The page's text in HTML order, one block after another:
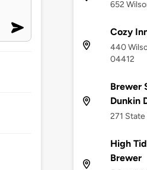
652
Cozy
440
04412
Brewer
Dunkin
271
High
Brewer